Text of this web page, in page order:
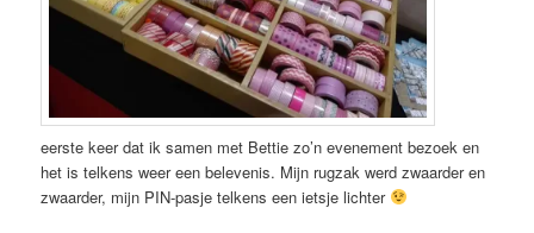
eerste keer dat ik samen met Bettie zo’n evenement bezoek en
het is telkens weer een belevenis. Mijn rugzak werd zwaarder en
zwaarder, mijn PIN-pasje telkens een ietsje lichter